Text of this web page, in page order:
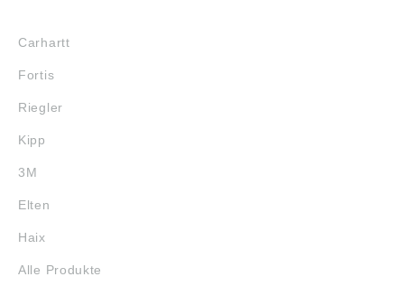
Carhartt
Fortis
Riegler
Kipp
3M
Elten
Haix
Alle Produkte